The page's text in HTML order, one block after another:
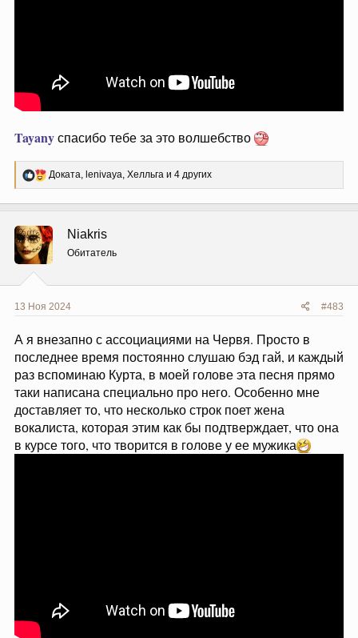
Tayanyспасибо тебе за это волшебство
Р
ц
и
и
:
Доката lenivaya Хелльга и 4 других
Niakris
Обитатель
13 Ноя 2024 #483
А я внезапно с ассоциациями на Червя. Просто в
последнее время постоянно слушаю бэд гай, и каждый
раз вспоминаю Курта, в моей голове эта песня прямо
таки написана специально про него. Особенно мне
доставляет то, что несколько строк поет жена
вокалиста, которая этим как бы подтверждает, что она
в курсе того, что творится в голове у ее мужика